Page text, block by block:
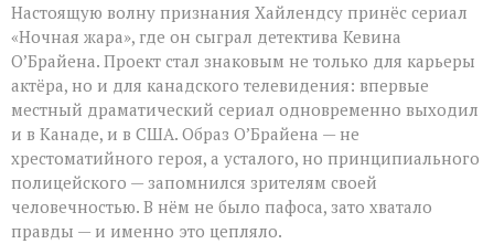
Настоящую волну признания Хайлендсу принёс сериал
«Ночная жара», где он сыграл детектива Кевина
О’Брайена. Проект стал знаковым не только для карьеры
актёра, но и для канадского телевидения: впервые
местный драматический сериал одновременно выходил
и в Канаде, и в США. Образ О’Брайена — не
хрестоматийного героя, а усталого, но принципиального
полицейского — запомнился зрителям своей
человечностью. В нём не было пафоса, зато хватало
правды — и именно это цепляло.